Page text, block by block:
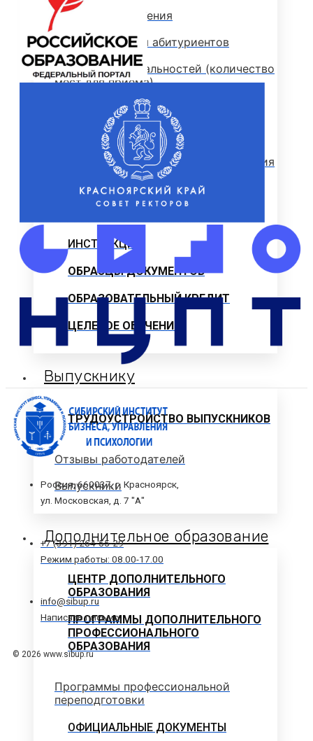
Стоимость обучения
Информация для абитуриентов
Перечень специальностей (количество
мест для приема)
Сроки зачисления
Сроки подачи документов
Перечень документов для поступления
ЛОКАЛЬНЫЕ НОРМАТИВНЫЕ АКТЫ
ИНСТРУКЦИИ
ОБРАЗЦЫ ДОКУМЕНТОВ
ОБРАЗОВАТЕЛЬНЫЙ КРЕДИТ
ЦЕЛЕВОЕ ОБУЧЕНИЕ
Выпускнику
ТРУДОУСТРОЙСТВО ВЫПУСКНИКОВ
Отзывы работодателей
Выпускники
Дополнительное образование
ЦЕНТР ДОПОЛНИТЕЛЬНОГО
ОБРАЗОВАНИЯ
ПРОГРАММЫ ДОПОЛНИТЕЛЬНОГО
ПРОФЕССИОНАЛЬНОГО
ОБРАЗОВАНИЯ
Программы профессиональной
переподготовки
ОФИЦИАЛЬНЫЕ ДОКУМЕНТЫ
Россия, 660037, г. Красноярск,
ул. Московская, д. 7 "А"
+7 (391) 264-55-29
Режим работы: 08.00-17.00
info@sibup.ru
Написать письмо
© 2026 www.sibup.ru